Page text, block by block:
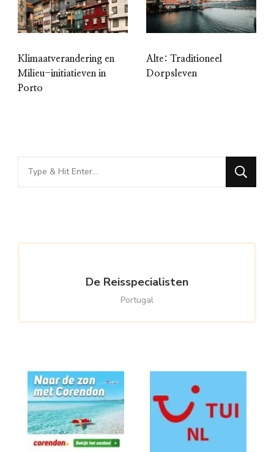
Klimaatverandering en
Milieu-initiatieven in
Porto
Alte: Traditioneel
Dorpsleven
Looking
for
De Reisspecialisten
Portugal